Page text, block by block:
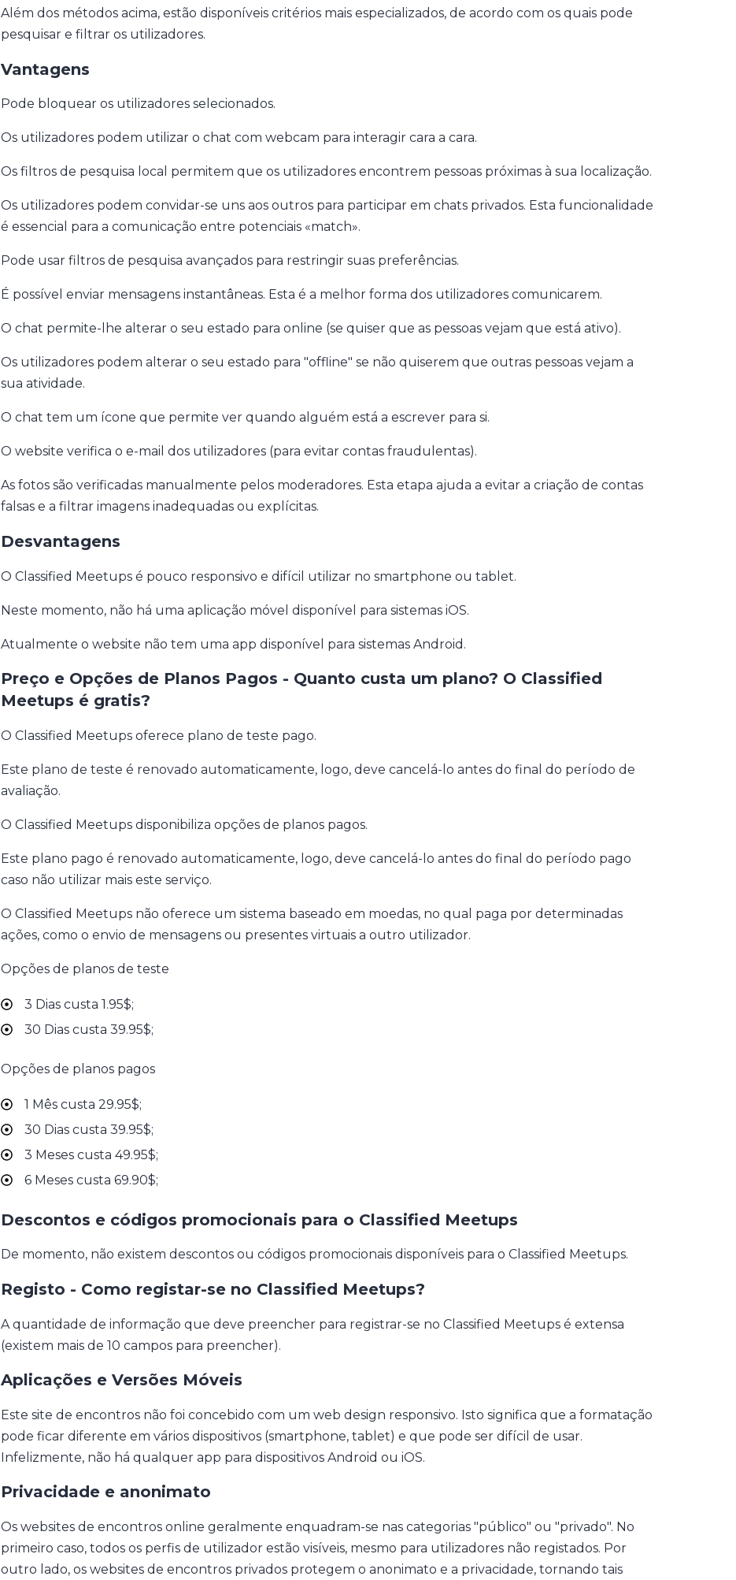
Além dos métodos acima, estão disponíveis critérios mais especializados, de acordo com os quais pode
pesquisar e filtrar os utilizadores.
Vantagens
Pode bloquear os utilizadores selecionados.
Os utilizadores podem utilizar o chat com webcam para interagir cara a cara.
Os filtros de pesquisa local permitem que os utilizadores encontrem pessoas próximas à sua localização.
Os utilizadores podem convidar-se uns aos outros para participar em chats privados. Esta funcionalidade
é essencial para a comunicação entre potenciais «match».
Pode usar filtros de pesquisa avançados para restringir suas preferências.
É possível enviar mensagens instantâneas. Esta é a melhor forma dos utilizadores comunicarem.
O chat permite-lhe alterar o seu estado para online (se quiser que as pessoas vejam que está ativo).
Os utilizadores podem alterar o seu estado para "offline" se não quiserem que outras pessoas vejam a
sua atividade.
O chat tem um ícone que permite ver quando alguém está a escrever para si.
O website verifica o e-mail dos utilizadores (para evitar contas fraudulentas).
As fotos são verificadas manualmente pelos moderadores. Esta etapa ajuda a evitar a criação de contas
falsas e a filtrar imagens inadequadas ou explícitas.
Desvantagens
O Classified Meetups é pouco responsivo e difícil utilizar no smartphone ou tablet.
Neste momento, não há uma aplicação móvel disponível para sistemas iOS.
Atualmente o website não tem uma app disponível para sistemas Android.
Preço e Opções de Planos Pagos - Quanto custa um plano? O Classified
Meetups é gratis?
O Classified Meetups oferece plano de teste pago.
Este plano de teste é renovado automaticamente, logo, deve cancelá-lo antes do final do período de
avaliação.
O Classified Meetups disponibiliza opções de planos pagos.
Este plano pago é renovado automaticamente, logo, deve cancelá-lo antes do final do período pago
caso não utilizar mais este serviço.
O Classified Meetups não oferece um sistema baseado em moedas, no qual paga por determinadas
ações, como o envio de mensagens ou presentes virtuais a outro utilizador.
Opções de planos de teste
3 Dias custa 1.95$;
30 Dias custa 39.95$;
Opções de planos pagos
1 Mês custa 29.95$;
30 Dias custa 39.95$;
3 Meses custa 49.95$;
6 Meses custa 69.90$;
Descontos e códigos promocionais para o Classified Meetups
De momento, não existem descontos ou códigos promocionais disponíveis para o Classified Meetups.
Registo - Como registar-se no Classified Meetups?
A quantidade de informação que deve preencher para registrar-se no Classified Meetups é extensa
(existem mais de 10 campos para preencher).
Aplicações e Versões Móveis
Este site de encontros não foi concebido com um web design responsivo. Isto significa que a formatação
pode ficar diferente em vários dispositivos (smartphone, tablet) e que pode ser difícil de usar.
Infelizmente, não há qualquer app para dispositivos Android ou iOS.
Privacidade e anonimato
Os websites de encontros online geralmente enquadram-se nas categorias "público" ou "privado". No
primeiro caso, todos os perfis de utilizador estão visíveis, mesmo para utilizadores não registados. Por
outro lado, os websites de encontros privados protegem o anonimato e a privacidade, tornando tais